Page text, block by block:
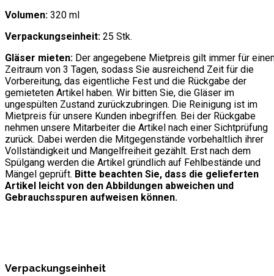
Volumen: 320 ml
Verpackungseinheit: 25 Stk.
Gläser mieten: Der angegebene Mietpreis gilt immer für
Zeitraum von 3 Tagen, sodass Sie ausreichend Zeit für die
Vorbereitung, das eigentliche Fest und die Rückgabe der
gemieteten Artikel haben. Wir bitten Sie, die Gläser im
ungespülten Zustand zurückzubringen. Die Reinigung ist im
Mietpreis für unsere Kunden inbegriffen. Bei der Rückgabe
nehmen unsere Mitarbeiter die Artikel nach einer Sichtprüfung
zurück. Dabei werden die Mitgegenstände vorbehaltlich ihrer
Vollständigkeit und Mangelfreiheit gezählt. Erst nach dem
Spülgang werden die Artikel gründlich auf Fehlbestände und
Mängel geprüft. Bitte beachten Sie, dass die gelieferten
Artikel leicht von den Abbildungen abweichen und
Gebrauchsspuren aufweisen können.
Verpackungseinheit